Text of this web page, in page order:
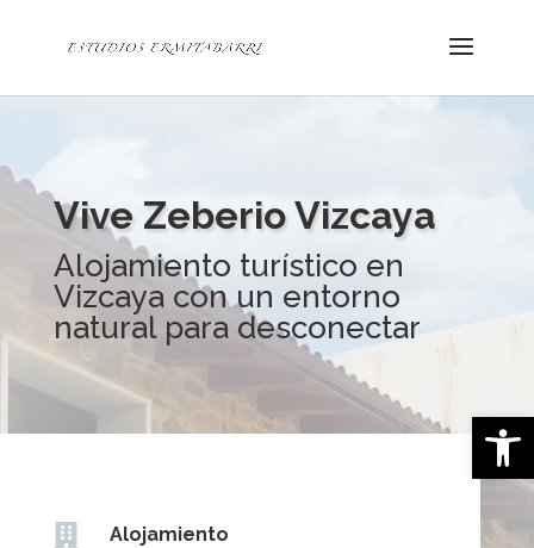
Vive Zeberio Vizcaya
Alojamiento turístico en
Vizcaya con un entorno
natural para desconectar
 Alojamiento